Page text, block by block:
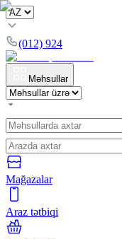
(012) 924
Məhsullar
Mağazalar
Araz tətbiqi